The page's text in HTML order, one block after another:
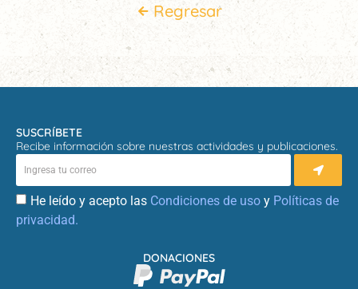
Regresar
SUSCRÍBETE
Recibe información sobre nuestras actividades y publicaciones.
He leído y acepto las Condiciones de uso y Políticas de
privacidad.
DONACIONES